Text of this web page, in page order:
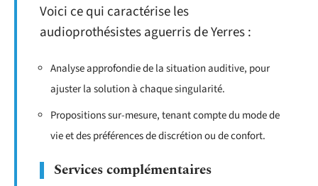
Voici ce qui caractérise les
audioprothésistes aguerris de Yerres :
Analyse approfondie de la situation auditive, pour
ajuster la solution à chaque singularité.
Propositions sur-mesure, tenant compte du mode de
vie et des préférences de discrétion ou de confort.
Services complémentaires